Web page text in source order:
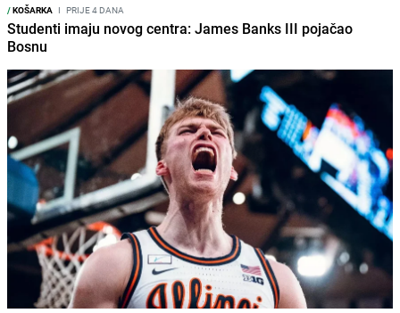
/KOŠARKA I PRIJE 4 DANA
Studenti imaju novog centra: James Banks III pojačao
Bosnu